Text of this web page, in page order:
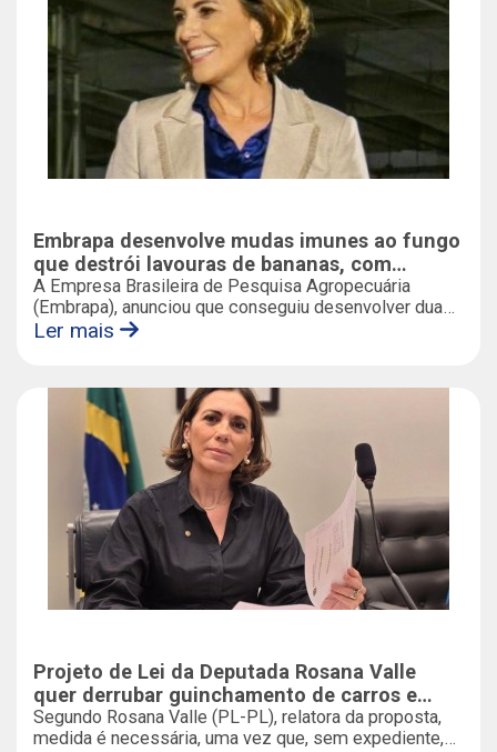
Embrapa desenvolve mudas imunes ao fungo
que destrói lavouras de bananas, com
recursos viabilizados pela deputada Rosana
Valle
A Empresa Brasileira de Pesquisa Agropecuária
(Embrapa), anunciou que conseguiu desenvolver duas
variedades de mudas de banana resistentes ao fungo
Ler mais
Projeto de Lei da Deputada Rosana Valle
quer derrubar guinchamento de carros e
cobrança de pátio aos fins de semana e
feriados
Segundo Rosana Valle (PL-PL), relatora da proposta,
medida é necessária, uma vez que, sem expediente,